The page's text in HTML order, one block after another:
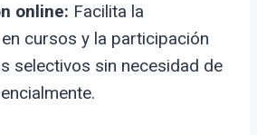
online: Facilita la
cursos y la participación
selectivos sin necesidad de